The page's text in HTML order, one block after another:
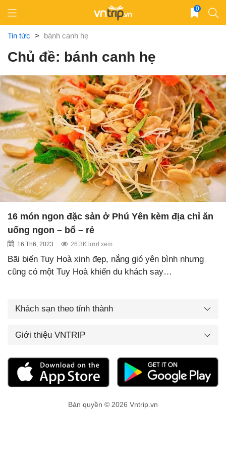
content
0
Tin tức > bánh canh hẹ
Chủ đề: bánh canh hẹ
16 món ngon đặc sản ở Phú Yên kèm địa chỉ ăn
uống ngon – bổ – rẻ
16 Th6, 2023 26.3K lượt xem
Bãi biển Tuy Hoà xinh đẹp, nắng gió yên bình nhưng
cũng có một Tuy Hoà khiến du khách say…
Khách sạn theo tỉnh thành
Giới thiệu VNTRIP
Bản quyền © 2026 Vntrip.vn